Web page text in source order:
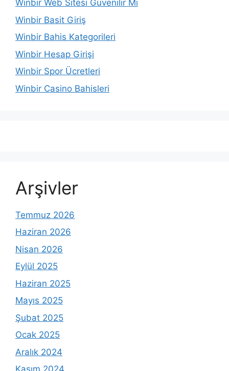
Winbir Web Sitesi Güvenilir Mi
Winbir Basit Giriş
Winbir Bahis Kategorileri
Winbir Hesap Girişi
Winbir Spor Ücretleri
Winbir Casino Bahisleri
Arşivler
Temmuz 2026
Haziran 2026
Nisan 2026
Eylül 2025
Haziran 2025
Mayıs 2025
Şubat 2025
Ocak 2025
Aralık 2024